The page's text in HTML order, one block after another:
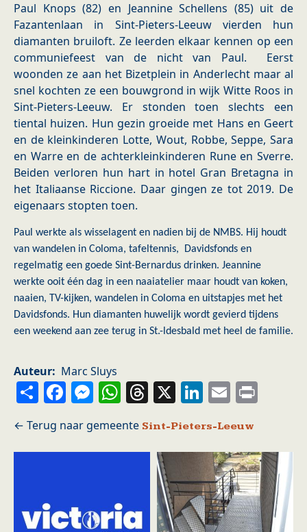
Paul Knops (82) en Jeannine Schellens (85) uit de
Fazantenlaan in Sint-Pieters-Leeuw vierden hun
diamanten bruiloft. Ze leerden elkaar kennen op een
communiefeest van de nicht van Paul. Eerst
woonden ze aan het Bizetplein in Anderlecht maar al
snel kochten ze een bouwgrond in wijk Witte Roos in
Sint-Pieters-Leeuw. Er stonden toen slechts een
tiental huizen. Hun gezin groeide met Hans en Geert
en de kleinkinderen Lotte, Wout, Robbe, Seppe, Sara
en Warre en de achterkleinkinderen Rune en Sverre.
Beiden verloren hun hart in hotel Gran Bretagna in
het Italiaanse Riccione. Daar gingen ze tot 2019. De
eigenaars stopten toen.
Paul werkte als wisselagent en nadien bij de NMBS. Hij houdt
van wandelen in Coloma, tafeltennis, Davidsfonds en
regelmatig een goede Sint-Bernardus drinken. Jeannine
werkte ooit één dag in een naaiatelier maar houdt van koken,
naaien, TV-kijken, wandelen in Coloma en uitstapjes met het
Davidsfonds. Hun diamanten huwelijk wordt gevierd tijdens
een weekend aan zee terug in St.-ldesbald met heel de familie.
Auteur Marc Sluys
ShareFacebook
Messenger
WhatsApp
Threads
X LinkedIn
Email
Sint-Pieters-Leeuw